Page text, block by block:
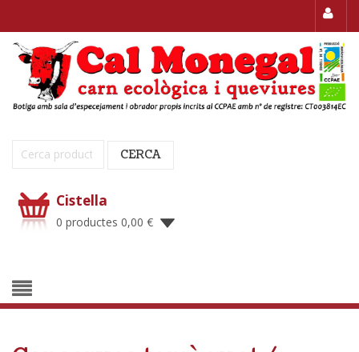
Cerca: CERCA
Cistella
0 productes 0,00 €